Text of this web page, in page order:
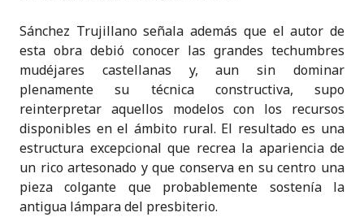
Sánchez Trujillano señala además que el autor de
esta obra debió conocer las grandes techumbres
mudéjares castellanas y, aun sin dominar
plenamente su técnica constructiva, supo
reinterpretar aquellos modelos con los recursos
disponibles en el ámbito rural. El resultado es una
estructura excepcional que recrea la apariencia de
un rico artesonado y que conserva en su centro una
pieza colgante que probablemente sostenía la
antigua lámpara del presbiterio.